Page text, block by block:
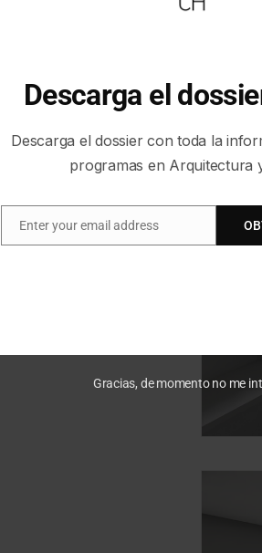
Descarga el
Descarga el dossier con toda la
programas en Arquitectura
Email
Enter your email address
Gracias, de momento no me